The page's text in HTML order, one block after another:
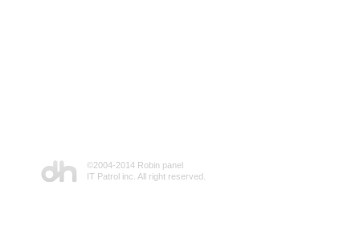
©2004-2014 Robin panel
IT Patrol inc. All right reserved.